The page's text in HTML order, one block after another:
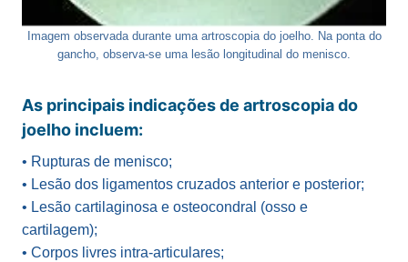
Imagem observada durante uma artroscopia do joelho. Na ponta do
gancho, observa-se uma lesão longitudinal do menisco.
As principais indicações de artroscopia do
joelho incluem:
• Rupturas de menisco;
• Lesão dos ligamentos cruzados anterior e posterior;
• Lesão cartilaginosa e osteocondral (osso e
cartilagem);
• Corpos livres intra-articulares;